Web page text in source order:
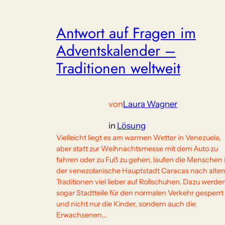
Antwort auf Fragen im
Adventskalender –
Traditionen weltweit
vonLaura Wagner
in Lösung
Vielleicht liegt es am warmen Wetter in Venezuela,
aber statt zur Weihnachtsmesse mit dem Auto zu
fahren oder zu Fuß zu gehen, laufen die Menschen
der venezolanische Hauptstadt Caracas nach alten
Traditionen viel lieber auf Rollschuhen. Dazu
sogar Stadtteile für den normalen Verkehr gesperrt
und nicht nur die Kinder, sondern auch die
Erwachsenen…